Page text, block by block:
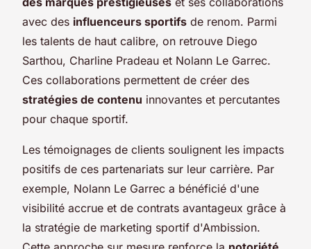
avec des influenceurs sportifs de renom. Parmi
les talents de haut calibre, on retrouve Diego
Sarthou, Charline Pradeau et Nolann Le Garrec.
Ces collaborations permettent de créer des
stratégies de contenu innovantes et percutantes
pour chaque sportif.
Les témoignages de clients soulignent les impacts
positifs de ces partenariats sur leur carrière. Par
exemple, Nolann Le Garrec a bénéficié d'une
visibilité accrue et de contrats avantageux grâce à
la stratégie de marketing sportif d'Ambission.